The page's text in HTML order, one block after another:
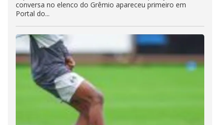
conversa no elenco do Grêmio apareceu primeiro em
Portal do...